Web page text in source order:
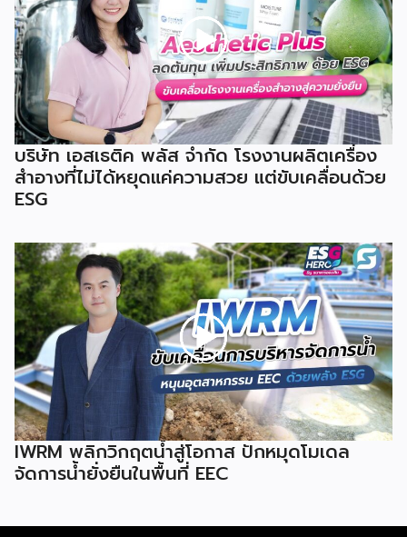
บริษัท เอสเธติค พลัส จำกัด โรงงานผลิตเครื่อง
สำอางที่ไม่ได้หยุดแค่ความสวย แต่ขับเคลื่อนด้วย
ESG
IWRM พลิกวิกฤตน้ำสู่โอกาส ปักหมุดโมเดล
จัดการน้ำยั่งยืนในพื้นที่ EEC